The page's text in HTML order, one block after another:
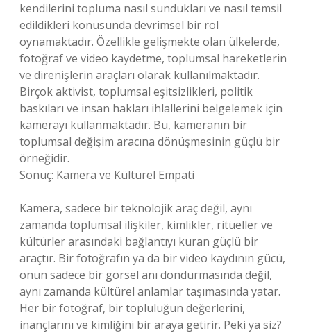
kendilerini topluma nasıl sundukları ve nasıl temsil
edildikleri konusunda devrimsel bir rol
oynamaktadır. Özellikle gelişmekte olan ülkelerde,
fotoğraf ve video kaydetme, toplumsal hareketlerin
ve direnişlerin araçları olarak kullanılmaktadır.
Birçok aktivist, toplumsal eşitsizlikleri, politik
baskıları ve insan hakları ihlallerini belgelemek için
kamerayı kullanmaktadır. Bu, kameranın bir
toplumsal değişim aracına dönüşmesinin güçlü bir
örneğidir.
Sonuç: Kamera ve Kültürel Empati
Kamera, sadece bir teknolojik araç değil, aynı
zamanda toplumsal ilişkiler, kimlikler, ritüeller ve
kültürler arasındaki bağlantıyı kuran güçlü bir
araçtır. Bir fotoğrafın ya da bir video kaydının gücü,
onun sadece bir görsel anı dondurmasında değil,
aynı zamanda kültürel anlamlar taşımasında yatar.
Her bir fotoğraf, bir topluluğun değerlerini,
inançlarını ve kimliğini bir araya getirir. Peki ya siz?